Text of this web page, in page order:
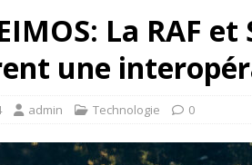
La RAF
une
admin Technologie 0